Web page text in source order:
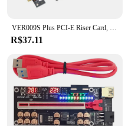
VER009S Plus PCI-E Riser Card, 009S Plus, PCIE X1 a X16, 4Pin, alimentação 6Pin, 60cm, cabo USB 3.0 para GPU Mining, GPU, Novo
R$37.11